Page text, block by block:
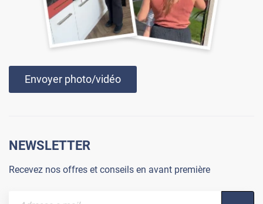
Envoyer photo/vidéo
NEWSLETTER
Recevez nos offres et conseils en avant première